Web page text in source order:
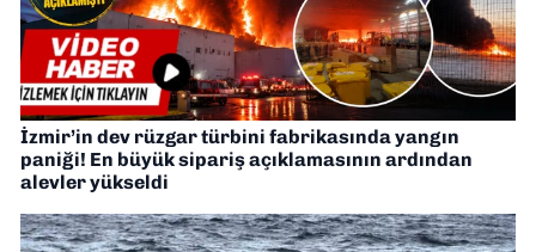
İzmir’in dev rüzgar türbini fabrikasında yangın
paniği! En büyük sipariş açıklamasının ardından
alevler yükseldi